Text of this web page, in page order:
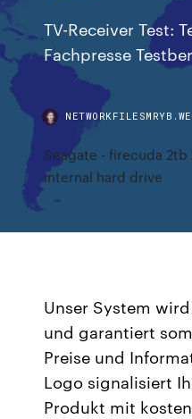
TV-Receiver Test:
Fachpresse
Seagate - firecuda
internal hard drive
Unser System
und garantiert
Preise und
Logo signalisiert
Produkt mit